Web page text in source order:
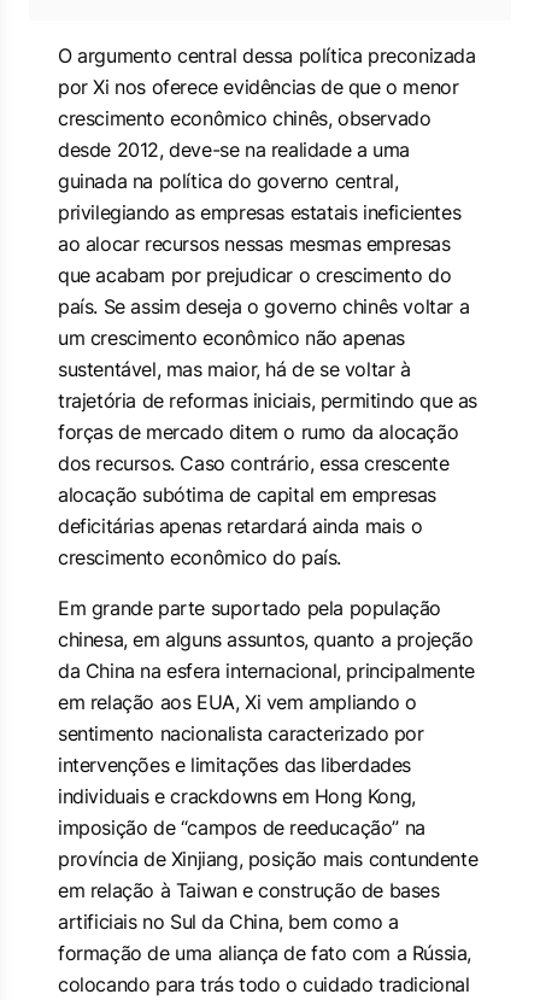
O argumento central dessa política preconizada
por Xi nos oferece evidências de que o menor
crescimento econômico chinês, observado
desde 2012, deve-se na realidade a uma
guinada na política do governo central,
privilegiando as empresas estatais ineficientes
ao alocar recursos nessas mesmas empresas
que acabam por prejudicar o crescimento do
país. Se assim deseja o governo chinês voltar a
um crescimento econômico não apenas
sustentável, mas maior, há de se voltar à
trajetória de reformas iniciais, permitindo que as
forças de mercado ditem o rumo da alocação
dos recursos. Caso contrário, essa crescente
alocação subótima de capital em empresas
deficitárias apenas retardará ainda mais o
crescimento econômico do país.
Em grande parte suportado pela população
chinesa, em alguns assuntos, quanto a projeção
da China na esfera internacional, principalmente
em relação aos EUA, Xi vem ampliando o
sentimento nacionalista caracterizado por
intervenções e limitações das liberdades
individuais ecrackdownsem Hong Kong,
imposição de “campos de reeducação” na
província de Xinjiang, posição mais contundente
em relação à Taiwan e construção de bases
artificiais no Sul da China, bem como a
formação de uma aliança de fato com a Rússia,
colocando para trás todo o cuidado tradicional